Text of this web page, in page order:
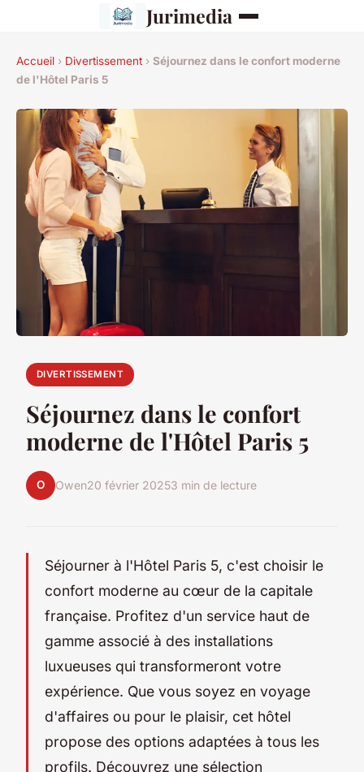
Jurimedia
Accueil › Divertissement › Séjournez dans le confort moderne
de l'Hôtel Paris 5
DIVERTISSEMENT
Séjournez dans le confort
moderne de l'Hôtel Paris 5
O Owen20 février 20253 min de lecture
Séjourner à l'Hôtel Paris 5, c'est choisir le
confort moderne au cœur de la capitale
française. Profitez d'un service haut de
gamme associé à des installations
luxueuses qui transformeront votre
expérience. Que vous soyez en voyage
d'affaires ou pour le plaisir, cet hôtel
propose des options adaptées à tous les
profils. Découvrez une sélection